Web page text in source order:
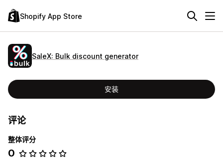
Shopify App Store
SaleX: Bulk discount generator
安装
评论
整体评分
0